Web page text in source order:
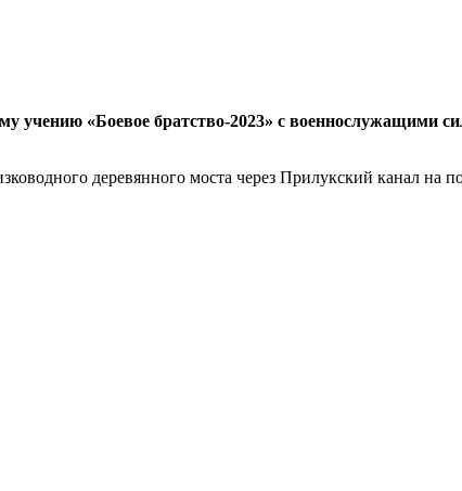
учению «Боевое братство-2023» с
деревянного моста через Прилукский канал на